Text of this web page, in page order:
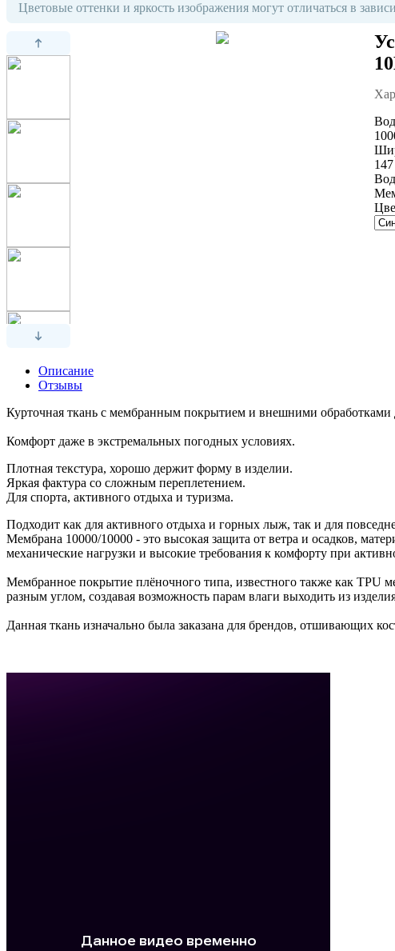
Цветовые оттенки и яркость изображения могут отличаться в
147
Описание
Отзывы
Курточная ткань с мембранным покрытием и внешними обработками
Комфорт даже в экстремальных погодных условиях.
Плотная текстура, хорошо держит форму в изделии.
Яркая фактура со сложным переплетением.
Для спорта, активного отдыха и туризма.
Подходит как для активного отдыха и горных лыж, так и для
Мембрана 10000/10000 - это высокая защита от ветра и осадков,
механические нагрузки и высокие требования к комфорту при
Мембранное покрытие плёночного типа, известного также как
разным углом, создавая возможность парам влаги выходить из
Данная ткань изначально была заказана для брендов, отшивающих